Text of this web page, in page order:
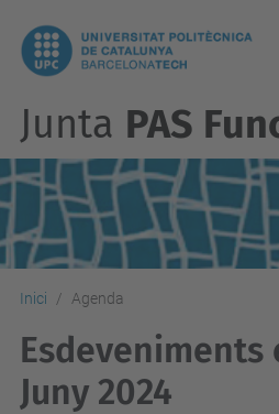
Junta PAS
Inici Agenda
Esdeveniments
Juny 2024